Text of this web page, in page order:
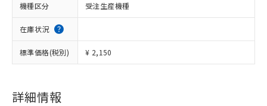
機種区分 受注生産機種
在庫状況
標準価格(税別) ¥ 2,150
詳細情報